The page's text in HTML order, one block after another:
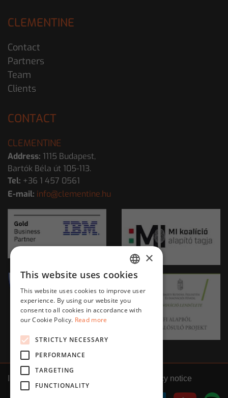
CLEMENTINE
Contact
Partners
Team
Clients
CONTACT
CLEMENTINE
Address: 1115 Budapest,
Bartók Béla út 105-113.
Tel: +36 1 457 0561
E-mail: info@clementine.hu
Privacy notice
HUNGARIAN
ENGLISH
×
This website uses cookies
This website uses cookies to improve user
experience. By using our website you
consent to all cookies in accordance with
our Cookie Policy. Read more
STRICTLY NECESSARY
PERFORMANCE
TARGETING
FUNCTIONALITY